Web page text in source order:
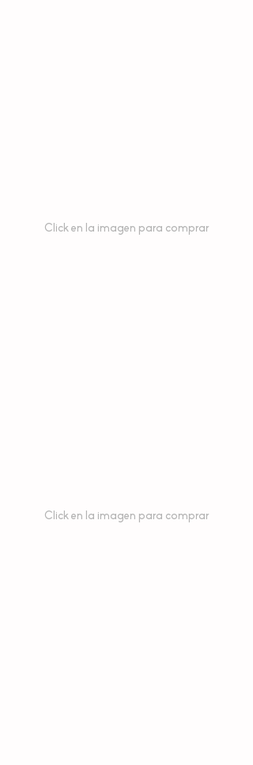
Click en la imagen para comprar
Click en la imagen para comprar